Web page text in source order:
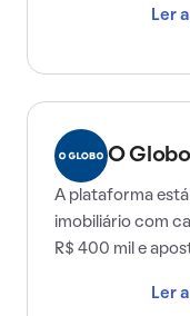
Ler
O Globo
A plataforma
imobiliário com
R$ 400 mil e
Ler